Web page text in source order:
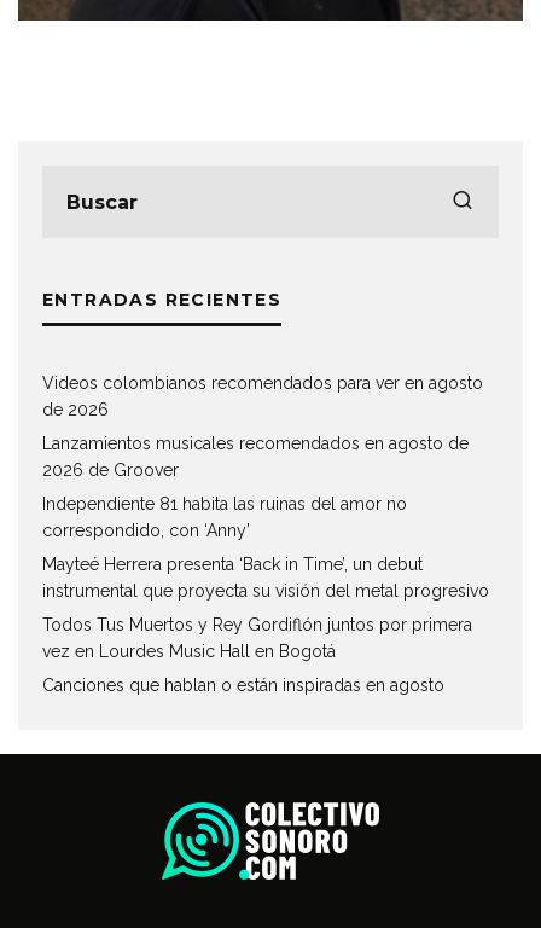
ENTRADAS RECIENTES
Videos colombianos recomendados para ver en agosto
de 2026
Lanzamientos musicales recomendados en agosto de
2026 de Groover
Independiente 81 habita las ruinas del amor no
correspondido, con ‘Anny’
Mayteé Herrera presenta ‘Back in Time’, un debut
instrumental que proyecta su visión del metal progresivo
Todos Tus Muertos y Rey Gordiflón juntos por primera
vez en Lourdes Music Hall en Bogotá
Canciones que hablan o están inspiradas en agosto